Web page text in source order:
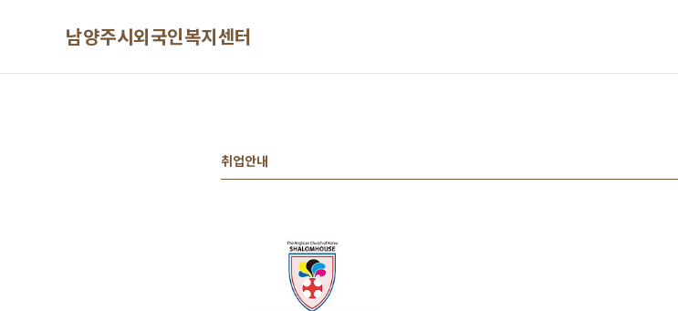
남양주시외국인복지센터
취업안내